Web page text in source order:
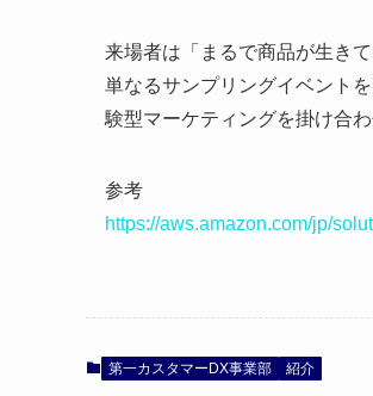
来場者は「まるで商品が生き
単なるサンプリングイベント
験型マーケティングを掛け合
参考
https://aws.amazon.com/jp/
第一カスタマーDX事業部 紹介